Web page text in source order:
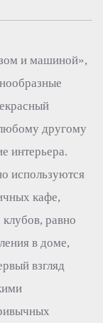
и машиной»,
другому
интерьера.
используются
кафе,
равно
в доме,
взгляд